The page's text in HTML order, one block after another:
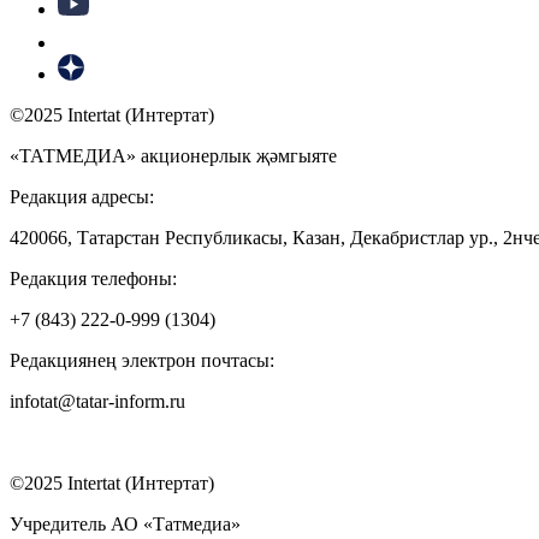
©2025 Intertat (Интертат)
«ТАТМЕДИА» акционерлык җәмгыяте
Редакция адресы:
420066, Татарстан Республикасы, Казан, Декабристлар ур.,
Редакция телефоны:
+7 (843) 222-0-999 (1304)
Редакциянең электрон почтасы:
infotat@tatar-inform.ru
©2025 Intertat (Интертат)
Учредитель АО «Татмедиа»